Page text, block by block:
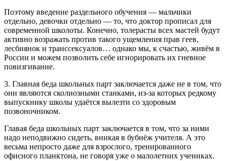
Поэтому введение раздельного обучения — мальчики
отдельно, девочки отдельно — то, что доктор прописал для
современной школоты. Конечно, толерасты всех мастей будут
активно возражать против такого ущемления прав геев,
лесбиянок и транссексуалов… однако мы, к счастью, живём в
России и можем позволить себе игнорировать их гневное
повизгивание.
3. Главная беда школьных парт заключается даже не в том, что
они являются сколиозными станками, из-за которых редкому
выпускнику школы удаётся вылезти со здоровым
позвоночником.
Главая беда школьных парт заключается в том, что за ними
надо неподвижно сидеть, вникая в бубнёж учителя. А это
весьма непросто даже для взрослого, тренированного
офисного планктона, не говоря уже о малолетних учениках.